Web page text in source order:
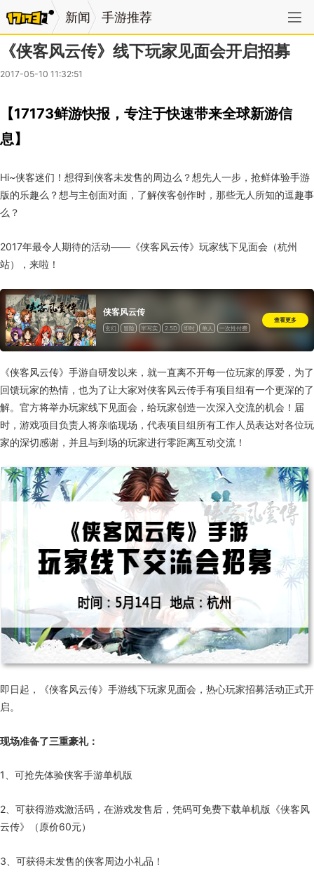
新闻 手游推荐
《侠客风云传》线下玩家见面会开启招募
2017-05-10 11:32:51
【17173鲜游快报，专注于快速带来全球新游信
息】
Hi~侠客迷们！想得到侠客未发售的周边么？想先人一步，抢鲜体验手游
版的乐趣么？想与主创面对面，了解侠客创作时，那些无人所知的逗趣事
么？
2017年最令人期待的活动——《侠客风云传》玩家线下见面会（杭州
站），来啦！
侠客风云传
玄幻 冒险 半写实 2.5D 即时 单人 一次性付费
查看更多
《侠客风云传》手游自研发以来，就一直离不开每一位玩家的厚爱，为了
回馈玩家的热情，也为了让大家对侠客风云传手有项目组有一个更深的了
解。官方将举办玩家线下见面会，给玩家创造一次深入交流的机会！届
时，游戏项目负责人将亲临现场，代表项目组所有工作人员表达对各位玩
家的深切感谢，并且与到场的玩家进行零距离互动交流！
即日起，《侠客风云传》手游线下玩家见面会，热心玩家招募活动正式开
启。
现场准备了三重豪礼：
1、可抢先体验侠客手游单机版
2、可获得游戏激活码，在游戏发售后，凭码可免费下载单机版《侠客风
云传》（原价60元）
3、可获得未发售的侠客周边小礼品！